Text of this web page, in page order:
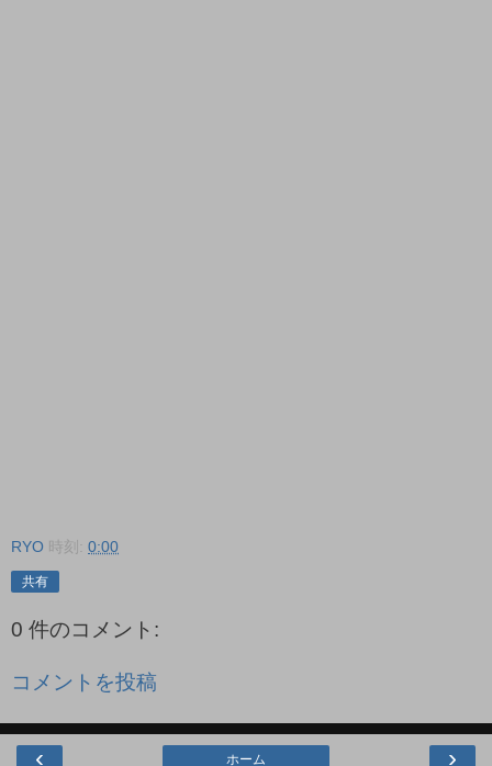
RYO 時刻: 0:00
共有
0 件のコメント:
コメントを投稿
‹ ›
ホーム